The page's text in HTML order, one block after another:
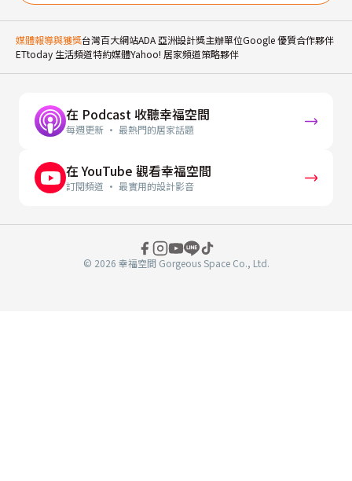
媒體報導與獲獎台灣百大網站ADA 亞洲設計獎主辦單位Google 優質合作夥伴
ETtoday 生活頻道特約媒體Yahoo! 居家頻道策略夥伴
在 Podcast 收聽幸福空間
每週更新 · 最熱門的居家話題
在 YouTube 觀看幸福空間
訂閱頻道 · 最實用的設計影音
© 2026 幸福空間 Gorgeous Space Co., Ltd.